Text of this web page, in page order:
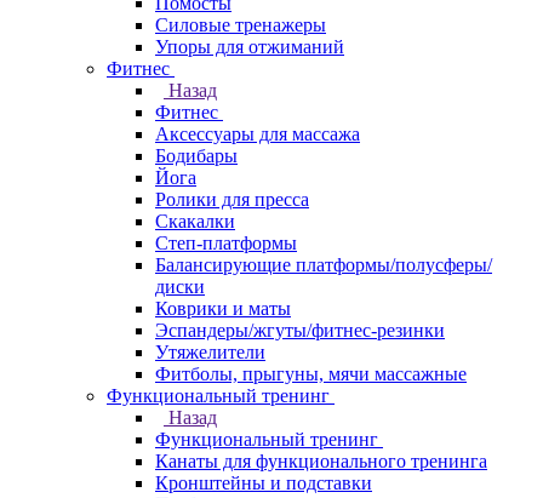
Силовые тренажеры
Упоры для отжиманий
Фитнес
Назад
Фитнес
Аксессуары для массажа
Бодибары
Йога
Ролики для пресса
Скакалки
Степ-платформы
Балансирующие платформы/полусферы/
диски
Коврики и маты
Эспандеры/жгуты/фитнес-резинки
Утяжелители
Фитболы, прыгуны, мячи массажные
Функциональный тренинг
Назад
Функциональный тренинг
Канаты для функционального тренинга
Кронштейны и подставки